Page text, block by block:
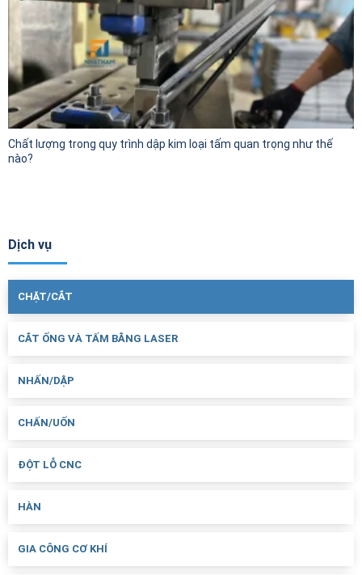
Chất lượng trong quy trình dập kim loại tấm quan trọng như thế
nào?
Dịch vụ
CHẶT/CẮT
CẮT ỐNG VÀ TẤM BẰNG LASER
NHẤN/DẬP
CHẤN/UỐN
ĐỘT LỖ CNC
HÀN
GIA CÔNG CƠ KHÍ